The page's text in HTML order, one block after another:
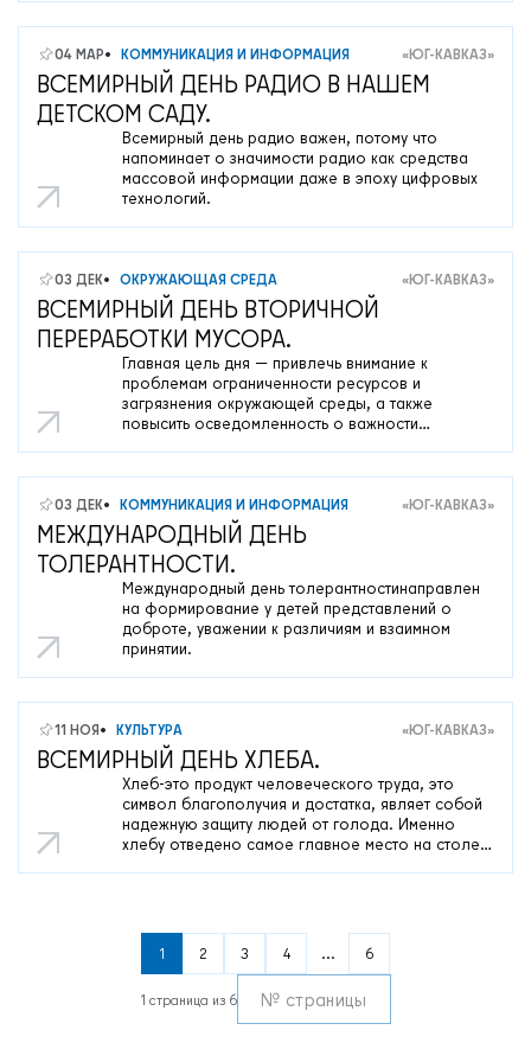
04 МАР КОММУНИКАЦИЯ И ИНФОРМАЦИЯ «ЮГ-КАВКАЗ»
ВСЕМИРНЫЙ ДЕНЬ РАДИО В НАШЕМ
ДЕТСКОМ САДУ.
Всемирный день радио важен, потому что
напоминает о значимости радио как средства
массовой информации даже в эпоху цифровых
технологий.
03 ДЕК ОКРУЖАЮЩАЯ СРЕДА «ЮГ-КАВКАЗ»
ВСЕМИРНЫЙ ДЕНЬ ВТОРИЧНОЙ
ПЕРЕРАБОТКИ МУСОРА.
Главная цель дня — привлечь внимание к
проблемам ограниченности ресурсов и
загрязнения окружающей среды, а также
повысить осведомленность о важности
03 ДЕК КОММУНИКАЦИЯ И ИНФОРМАЦИЯ «ЮГ-КАВКАЗ»
МЕЖДУНАРОДНЫЙ ДЕНЬ
ТОЛЕРАНТНОСТИ.
Международный день толерантностинаправлен
на формирование у детей представлений о
доброте, уважении к различиям и взаимном
принятии.
11 НОЯ КУЛЬТУРА «ЮГ-КАВКАЗ»
ВСЕМИРНЫЙ ДЕНЬ ХЛЕБА.
Хлеб-это продукт человеческого труда, это
символ благополучия и достатка, являет собой
надежную защиту людей от голода. Именно
хлебу отведено самое главное место на столе и
1 2 3 4 ... 6
1 страница из 6